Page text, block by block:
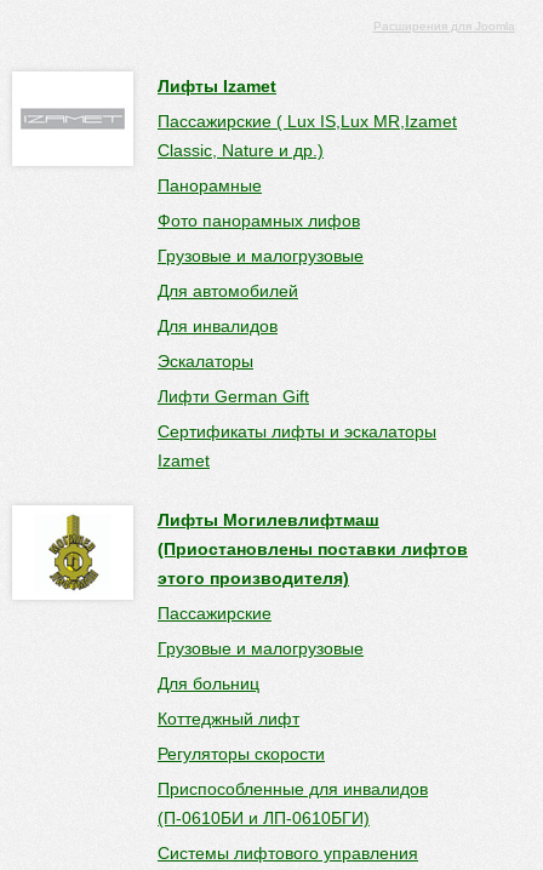
Расширения для Joomla
Лифты Izamet
Пассажирские ( Lux IS,Lux MR,Izamet
Classic, Nature и др.)
Панорамные
Фото панорамных лифов
Грузовые и малогрузовые
Для автомобилей
Для инвалидов
Эскалаторы
Лифти German Gift
Сертификаты лифты и эскалаторы
Izamet
Лифты Могилевлифтмаш
(Приостановлены поставки лифтов
этого производителя)
Пассажирские
Грузовые и малогрузовые
Для больниц
Коттеджный лифт
Регуляторы скорости
Приспособленные для инвалидов
(П-0610БИ и ЛП-0610БГИ)
Системы лифтового управления